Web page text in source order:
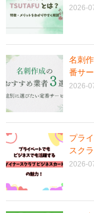
2026-
名刺
番サ
2026-
プラ
スク
2026-